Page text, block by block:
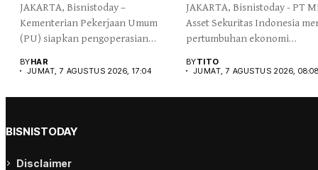
JAKARTA, Bisnistoday –
Kementerian Pekerjaan Umum
(PU) siapkan pengoperasian
Banyuwangi...
BYHAR
JUMAT, 7 AGUSTUS 2026, 17:04
JAKARTA, Bisnistoday - PT
Asset Sekuritas Indonesia
pertumbuhan ekonomi
BYTITO
JUMAT, 7 AGUSTUS 2026,
BISNISTODAY
Disclaimer